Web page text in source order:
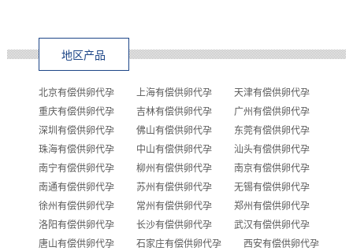
地区产品
北京有偿供卵代孕 上海有偿供卵代孕
天津有偿供卵代孕
重庆有偿供卵代孕
吉林有偿供卵代孕
广州有偿供卵代孕
深圳有偿供卵代孕
佛山有偿供卵代孕
东莞有偿供卵代孕
珠海有偿供卵代孕
中山有偿供卵代孕
汕头有偿供卵代孕
南宁有偿供卵代孕
柳州有偿供卵代孕
南京有偿供卵代孕
南通有偿供卵代孕
苏州有偿供卵代孕
无锡有偿供卵代孕
徐州有偿供卵代孕
常州有偿供卵代孕
郑州有偿供卵代孕
洛阳有偿供卵代孕
长沙有偿供卵代孕
武汉有偿供卵代孕
唐山有偿供卵代孕
石家庄有偿供卵代孕 西安有偿供卵代孕